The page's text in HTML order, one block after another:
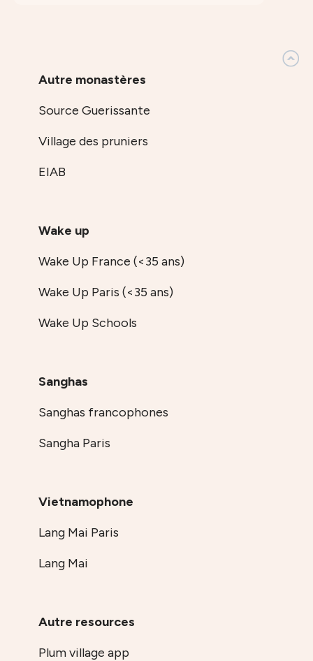
Autre monastères
Source Guerissante
Village des pruniers
EIAB
Wake up
Wake Up France (<35 ans)
Wake Up Paris (<35 ans)
Wake Up Schools
Sanghas
Sanghas francophones
Sangha Paris
Vietnamophone
Lang Mai Paris
Lang Mai
Autre resources
Plum village app